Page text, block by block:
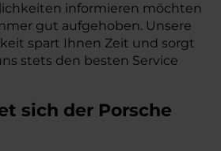
informieren möchten
gut aufgehoben. Unsere
spart Ihnen Zeit und sorgt
stets den besten Service
sich der Porsche